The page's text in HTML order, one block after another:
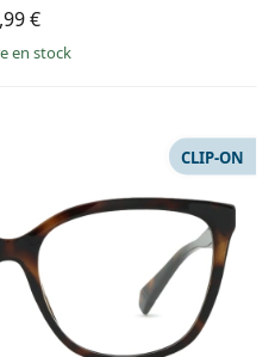
€
en stock
CLIP-ON